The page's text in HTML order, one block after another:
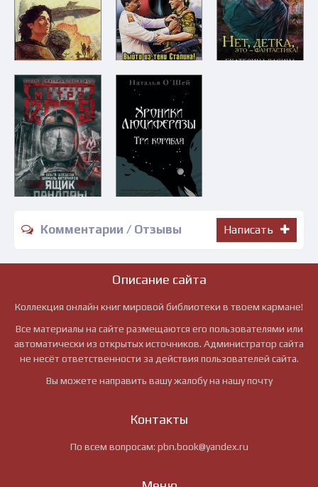
Комментарии / Отзывы Написать
Описание сайта
Коллекция онлайн книг мировой библиотеки в твоем кармане!
Все материалы на сайте размещаются его пользователями или
автоматически из открытых источников. Администратор сайта
не несёт ответственности за действия пользователей сайта.
Вы можете направить вашу жалобу на нашу почту
Контакты
По всем вопросам: pbn.book@yandex.ru